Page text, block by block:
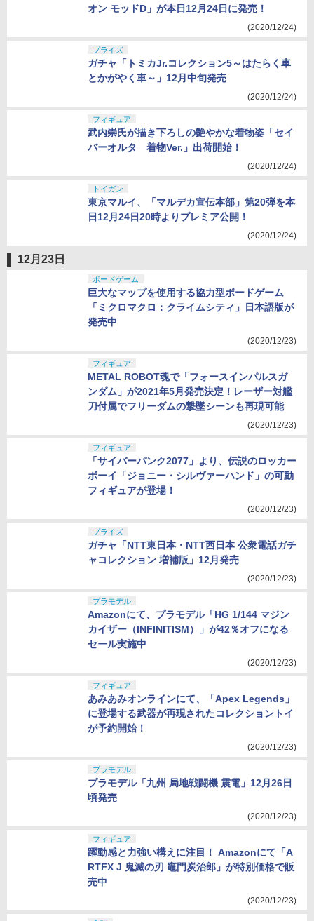
オン モッドD」が本日12月24日に発売！
(2020/12/24)
プライズ
ガチャ「トミカJr.コレクション5～はたらく車
とかがやく車～」12月中旬発売
(2020/12/24)
フィギュア
武内崇氏が描き下ろしの艶やかな着物姿「セイ
バーオルタ 着物Ver.」出荷開始！
(2020/12/24)
トイガン
東京マルイ、「マルデカ宣伝本部」第20弾を本
日12月24日20時よりプレミア公開！
(2020/12/24)
12月23日
ボードゲーム
巨大なマップを使用する協力型ボードゲーム
「ミクロマクロ：クライムシティ」日本語版が
発売中
(2020/12/23)
フィギュア
METAL ROBOT魂で「フォースインパルスガ
ンダム」が2021年5月発売決定！レーザー対艦
刀付属でフリーダムの撃墜シーンも再現可能
(2020/12/23)
フィギュア
「サイバーパンク2077」より、伝説のロッカー
ボーイ「ジョニー・シルヴァーハンド」の可動
フィギュアが登場！
(2020/12/23)
プライズ
ガチャ「NTT東日本・NTT西日本 公衆電話ガチ
ャコレクション 増補版」12月発売
(2020/12/23)
プラモデル
Amazonにて、プラモデル「HG 1/144 マジン
カイザー（INFINITISM）」が42％オフになる
セール実施中
(2020/12/23)
フィギュア
あみあみオンラインにて、「Apex Legends」
に登場する武器が再現されたコレクショントイ
が予約開始！
(2020/12/23)
プラモデル
プラモデル「九州 局地戦闘機 震電」12月26日
頃発売
(2020/12/23)
フィギュア
躍動感と力強い構えに注目！ Amazonにて「A
RTFX J 鬼滅の刃 竈門炭治郎」が特別価格で販
売中
(2020/12/23)